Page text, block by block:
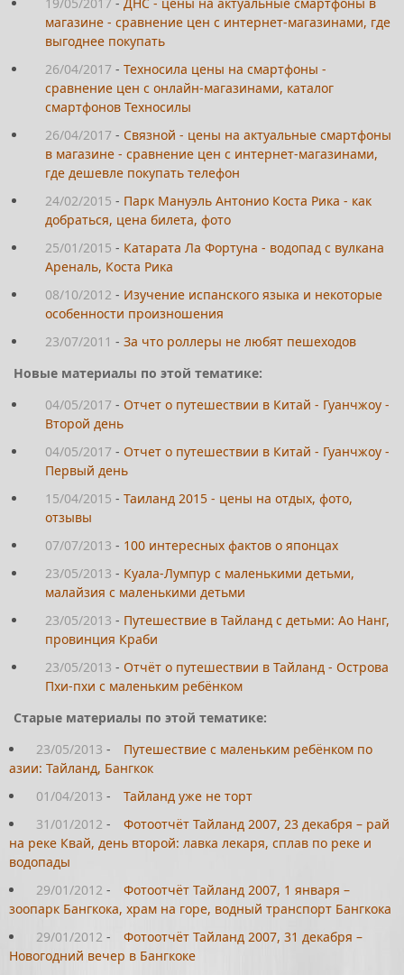
магазине - сравнение цен с интернет-магазинами, где
выгоднее покупать
26/04/2017 - Техносила цены на смартфоны -
сравнение цен с онлайн-магазинами, каталог
смартфонов Техносилы
26/04/2017 - Связной - цены на актуальные смартфоны
в магазине - сравнение цен с интернет-магазинами,
где дешевле покупать телефон
24/02/2015 - Парк Мануэль Антонио Коста Рика - как
добраться, цена билета, фото
25/01/2015 - Катарата Ла Фортуна - водопад с вулкана
Ареналь, Коста Рика
08/10/2012 - Изучение испанского языка и некоторые
особенности произношения
23/07/2011 - За что роллеры не любят пешеходов
Новые материалы по этой тематике:
04/05/2017 - Отчет о путешествии в Китай - Гуанчжоу -
Второй день
04/05/2017 - Отчет о путешествии в Китай - Гуанчжоу -
Первый день
15/04/2015 - Таиланд 2015 - цены на отдых, фото,
отзывы
07/07/2013 - 100 интересных фактов о японцах
23/05/2013 - Куала-Лумпур с маленькими детьми,
малайзия с маленькими детьми
23/05/2013 - Путешествие в Тайланд с детьми: Ао Нанг,
провинция Краби
23/05/2013 - Отчёт о путешествии в Тайланд - Острова
Пхи-пхи с маленьким ребёнком
Старые материалы по этой тематике:
23/05/2013 -
Путешествие с маленьким ребёнком по
азии: Тайланд, Бангкок
01/04/2013 -
Тайланд уже не торт
31/01/2012 -
Фотоотчёт Тайланд 2007, 23 декабря – рай
на реке Квай, день второй: лавка лекаря, сплав по реке и
водопады
29/01/2012 -
Фотоотчёт Тайланд 2007, 1 января –
зоопарк Бангкока, храм на горе, водный транспорт Бангкока
29/01/2012 -
Фотоотчёт Тайланд 2007, 31 декабря –
Новогодний вечер в Бангкоке